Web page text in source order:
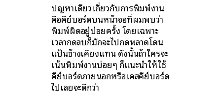
ปัญหาเดียวเกี่ยวกับการพิมพ์งาน
คือคีย์บอร์ดบนหน้าจอที่ผมพบว่า
พิมพ์ผิดอยู่บ่อยครั้ง โดยเฉพาะ
เวลากดลบก็มักจะไปกดพลาดโดน
แป้นข้างเคียงแทน ดังนั้นถ้าใครจะ
เน้นพิมพ์งานบ่อยๆ ก็แนะนำให้ใช้
คีย์บอร์ดภายนอกหรือเคสคีย์บอร์ด
ไปเลยจะดีกว่า